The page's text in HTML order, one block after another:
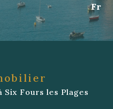
Fr
Fours les Plages